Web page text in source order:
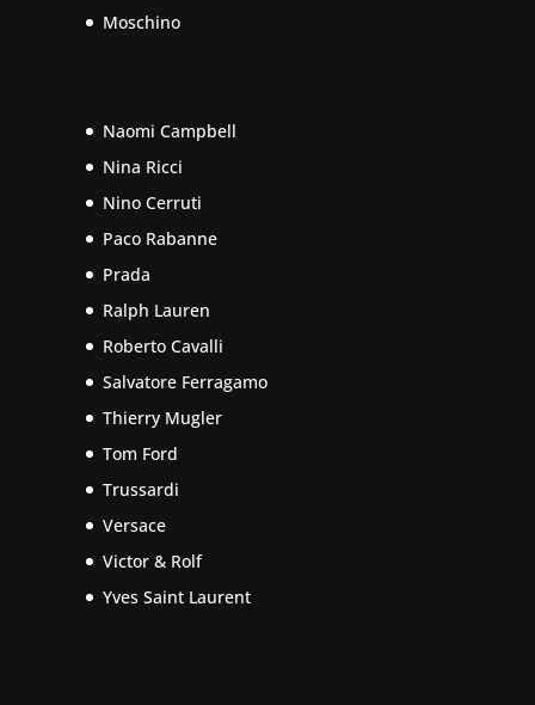
Moschino
Naomi Campbell
Nina Ricci
Nino Cerruti
Paco Rabanne
Prada
Ralph Lauren
Roberto Cavalli
Salvatore Ferragamo
Thierry Mugler
Tom Ford
Trussardi
Versace
Victor & Rolf
Yves Saint Laurent